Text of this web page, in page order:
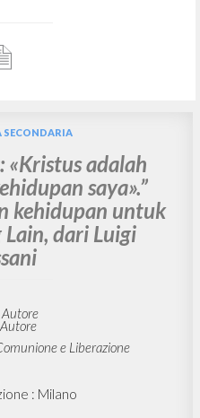
«Kristus adalah
saya».”
kehidupan untuk
dari Luigi
Autore
e Liberazione
: Milano